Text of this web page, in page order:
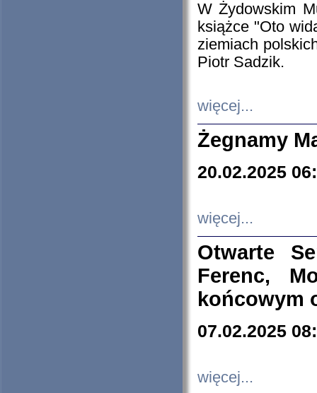
W Żydowskim
książce "Oto
ziemiach
Piotr Sadzik.
więcej...
Żegnamy
20.02.2025
więcej...
Otwarte
Ferenc,
końcowym
07.02.2025
więcej...